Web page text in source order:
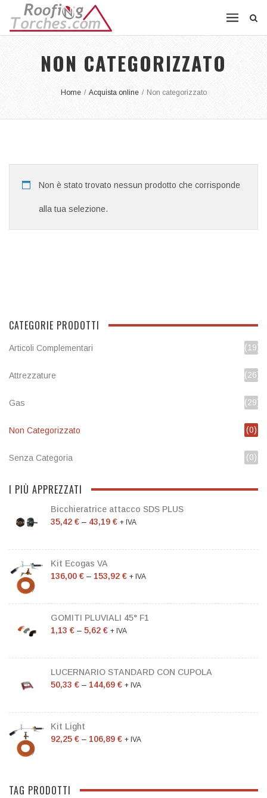
NON CATEGORIZZATO
Home / Acquista online / Non categorizzato
Non è stato trovato nessun prodotto che corrisponde
alla tua selezione.
CATEGORIE PRODOTTI
Articoli Complementari (19)
Attrezzature (26)
Gas (29)
Non Categorizzato (0)
Senza Categoria (0)
I PIÙ APPREZZATI
Bicchieratrice attacco SDS PLUS
35,42 € – 43,19 € + IVA
Kit Ecogas VA
136,00 € – 153,92 € + IVA
GOMITI PLUVIALI 45° F1
1,13 € – 5,62 € + IVA
LUCERNARIO STANDARD CON CUPOLA
50,33 € – 144,69 € + IVA
Kit Light
92,25 € – 106,89 € + IVA
TAG PRODOTTI